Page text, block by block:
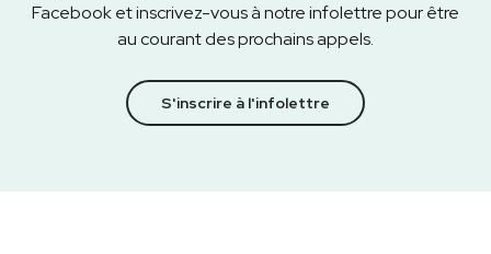
Facebooket inscrivez-vous à notre infolettre pour être
au courant des prochains appels.
S'inscrire à l'infolettre